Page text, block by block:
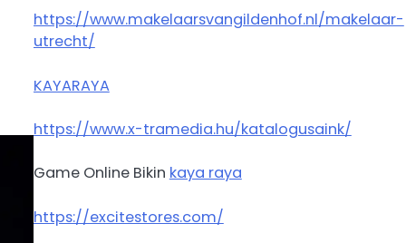
https://www.makelaarsvangildenhof.nl/makelaar-
utrecht/
KAYARAYA
https://www.x-tramedia.hu/katalogusaink/
Game Online Bikin kaya raya
https://excitestores.com/